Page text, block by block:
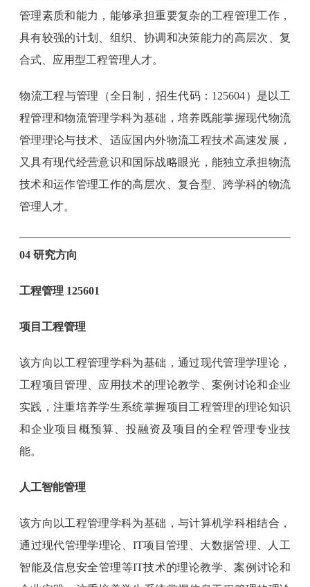
管理素质和能力，能够承担重要复杂的工程管理工作，
具有较强的计划、组织、协调和决策能力的高层次、复
合式、应用型工程管理人才。
物流工程与管理（全日制，招生代码：125604）是以工
程管理和物流管理学科为基础，培养既能掌握现代物流
管理理论与技术、适应国内外物流工程技术高速发展，
又具有现代经营意识和国际战略眼光，能独立承担物流
技术和运作管理工作的高层次、复合型、跨学科的物流
管理人才。
04 研究方向
工程管理 125601
项目工程管理
该方向以工程管理学科为基础，通过现代管理学理论，
工程项目管理、应用技术的理论教学、案例讨论和企业
实践，注重培养学生系统掌握项目工程管理的理论知识
和企业项目概预算、投融资及项目的全程管理专业技
能。
人工智能管理
该方向以工程管理学科为基础，与计算机学科相结合，
通过现代管理学理论、IT项目管理、大数据管理、人工
智能及信息安全管理等IT技术的理论教学、案例讨论和